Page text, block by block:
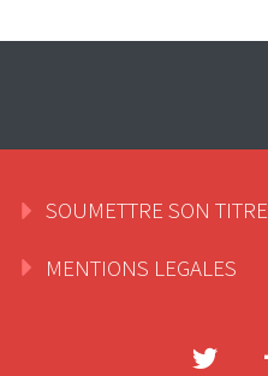
SOUMETTRE SON TITRE
MENTIONS LEGALES